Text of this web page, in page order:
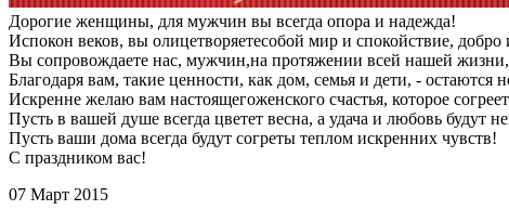
Дорогие женщины, для мужчин вы всегда опора и надежда!
Испокон веков, вы олицетворяетесобой мир и спокойствие, добро
Вы сопровождаете нас, мужчин,на протяжении всей нашей
Благодаря вам, такие ценности, как дом, семья и дети, - остаются
Искренне желаю вам настоящегоженского счастья, которое
Пусть в вашей душе всегда цветет весна, а удача и любовь будут
Пусть ваши дома всегда будут согреты теплом искренних чувств!
С праздником вас!
07 Март 2015